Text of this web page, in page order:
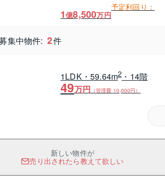
1億8,500万円
予定利回り：
集中物件: 2件
1LDK・59.64m2・14階
49万円 （管理費 10,000円）
49万8,000円（管理費15,000
新しい物件が
売り出されたら教えて欲しい
1 / 0